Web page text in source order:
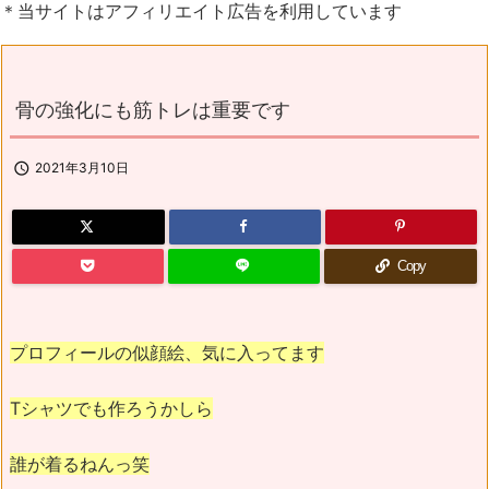
＊当サイトはアフィリエイト広告を利用しています
骨の強化にも筋トレは重要です
 2021年3月10日
Copy
プロフィールの似顔絵、気に入ってます
Tシャツでも作ろうかしら
誰が着るねんっ笑